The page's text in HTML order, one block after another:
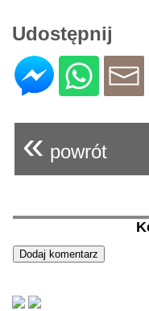
Udostępnij
« powrót